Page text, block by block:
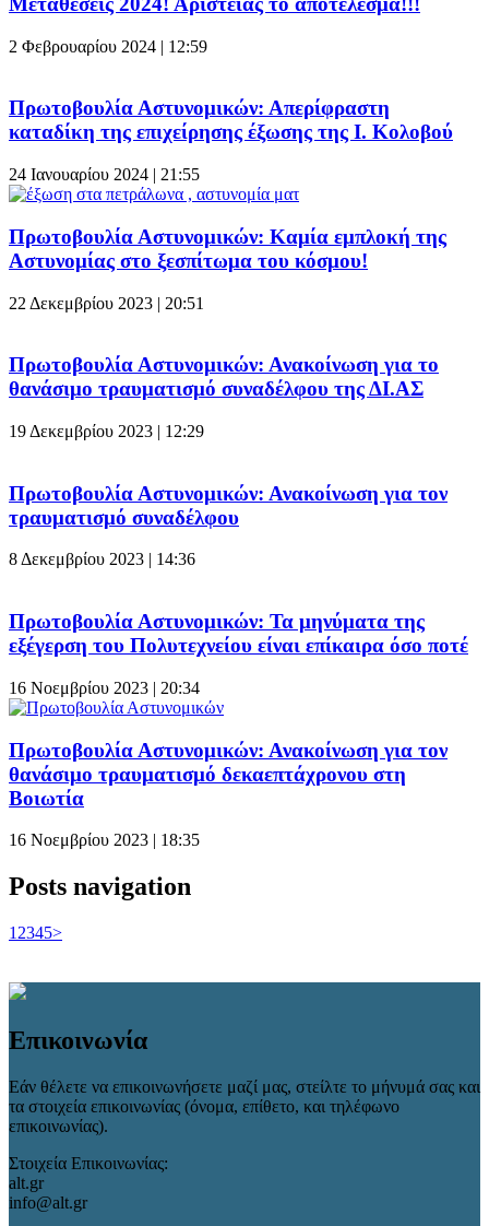
2 Φεβρουαρίου 2024 | 12:59
Πρωτοβουλία Αστυνομικών: Απερίφραστη
καταδίκη της επιχείρησης έξωσης της Ι. Κολοβού
24 Ιανουαρίου 2024 | 21:55
Πρωτοβουλία Αστυνομικών: Καμία εμπλοκή της
Αστυνομίας στο ξεσπίτωμα του κόσμου!
22 Δεκεμβρίου 2023 | 20:51
Πρωτοβουλία Αστυνομικών: Ανακοίνωση για το
θανάσιμο τραυματισμό συναδέλφου της ΔΙ.ΑΣ
19 Δεκεμβρίου 2023 | 12:29
Πρωτοβουλία Αστυνομικών: Ανακοίνωση για τον
τραυματισμό συναδέλφου
8 Δεκεμβρίου 2023 | 14:36
Πρωτοβουλία Αστυνομικών: Τα μηνύματα της
εξέγερση του Πολυτεχνείου είναι επίκαιρα όσο ποτέ
16 Νοεμβρίου 2023 | 20:34
Πρωτοβουλία Αστυνομικών: Ανακοίνωση για τον
θανάσιμο τραυματισμό δεκαεπτάχρονου στη
Βοιωτία
16 Νοεμβρίου 2023 | 18:35
Posts navigation
1 2345>
Επικοινωνία
Εάν θέλετε να επικοινωνήσετε μαζί μας, στείλτε το μήνυμά σας και
τα στοιχεία επικοινωνίας (όνομα, επίθετο, και τηλέφωνο
επικοινωνίας).
Στοιχεία Επικοινωνίας:
alt.gr
info@alt.gr